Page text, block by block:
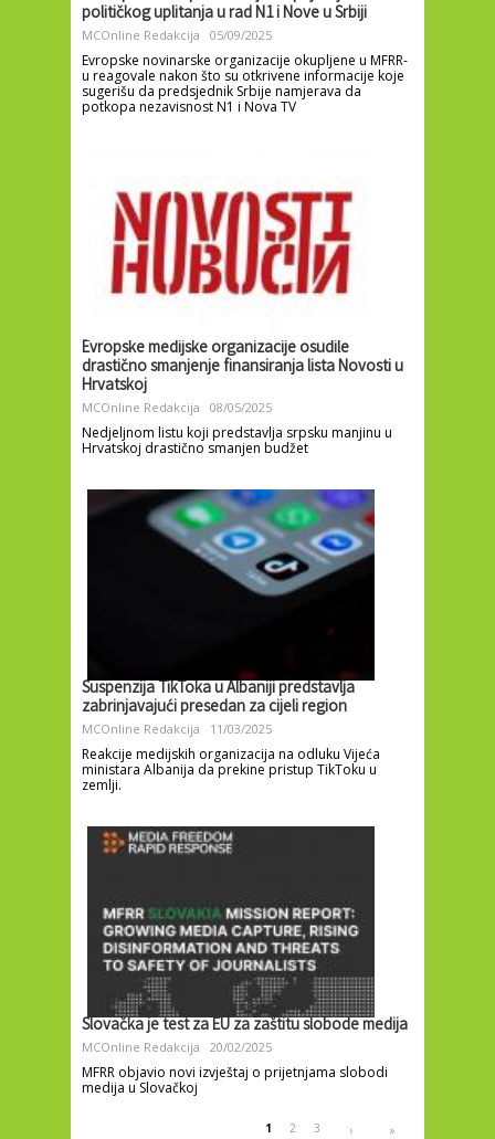
političkog uplitanja u rad N1 i Nove u Srbiji
MCOnline Redakcija 05/09/2025
Evropske novinarske organizacije okupljene u MFRR-
u reagovale nakon što su otkrivene informacije koje
sugerišu da predsjednik Srbije namjerava da
potkopa nezavisnost N1 i Nova TV
Evropske medijske organizacije osudile
drastično smanjenje finansiranja lista Novosti u
Hrvatskoj
MCOnline Redakcija 08/05/2025
Nedjeljnom listu koji predstavlja srpsku manjinu u
Hrvatskoj drastično smanjen budžet
Suspenzija TikToka u Albaniji predstavlja
zabrinjavajući presedan za cijeli region
MCOnline Redakcija 11/03/2025
Reakcije medijskih organizacija na odluku Vijeća
ministara Albanija da prekine pristup TikToku u
zemlji.
Slovačka je test za EU za zaštitu slobode medija
MCOnline Redakcija 20/02/2025
MFRR objavio novi izvještaj o prijetnjama slobodi
medija u Slovačkoj
1 2 3 › »